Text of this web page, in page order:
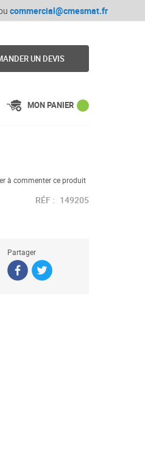
commercial@cmesmat.fr
UN DEVIS
MON PANIER
à commenter ce produit
RÉF : 149205
Partager